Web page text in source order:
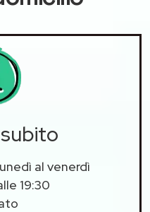
al venerdì
19:30